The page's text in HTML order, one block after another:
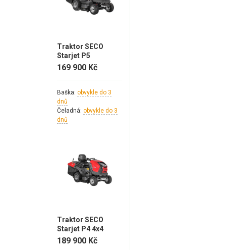
Elektrické skútry
Elektrické tříkolky pro seniory
Elektrické čtyřkolky
Náhradní díly
Náhradní díly pro motorové pily
Zahradní traktory
Náhradní díly pro sekačky
Traktor SECO
Starjet P5
169 900 Kč
Baška: obvykle do 3
dnů
Čeladná: obvykle do 3
dnů
Traktor SECO
Starjet P4 4x4
189 900 Kč